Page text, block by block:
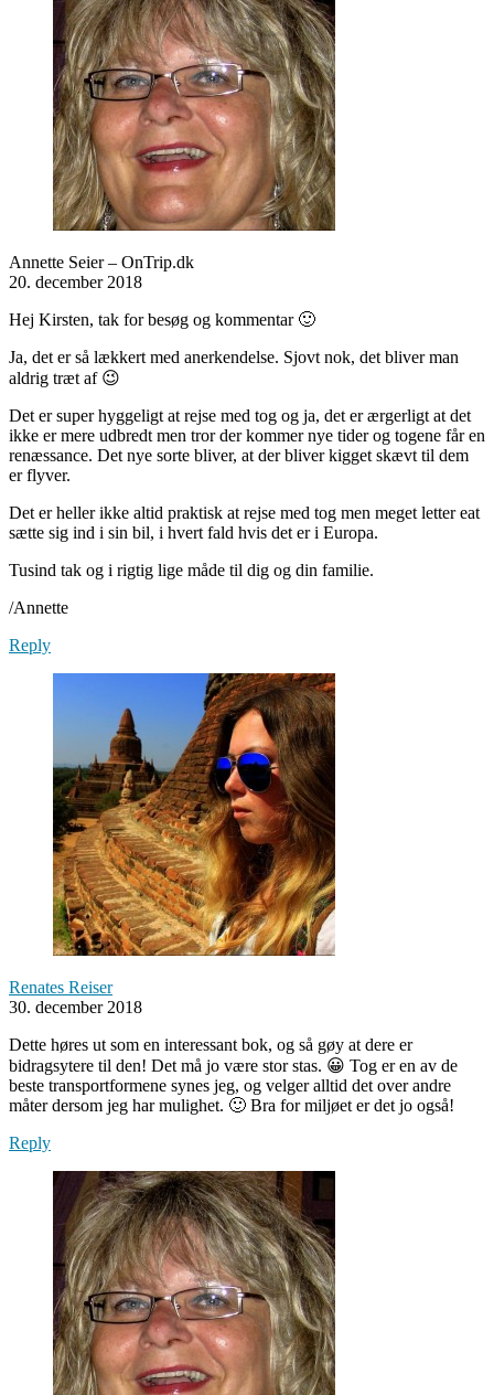
Annette Seier – OnTrip.dk
20. december 2018
Hej Kirsten, tak for besøg og kommentar 🙂
Ja, det er så lækkert med anerkendelse. Sjovt nok, det bliver man
aldrig træt af 😉
Det er super hyggeligt at rejse med tog og ja, det er ærgerligt at det
ikke er mere udbredt men tror der kommer nye tider og togene får en
renæssance. Det nye sorte bliver, at der bliver kigget skævt til dem
er flyver.
Det er heller ikke altid praktisk at rejse med tog men meget letter eat
sætte sig ind i sin bil, i hvert fald hvis det er i Europa.
Tusind tak og i rigtig lige måde til dig og din familie.
/Annette
Reply
Renates Reiser
30. december 2018
Dette høres ut som en interessant bok, og så gøy at dere er
bidragsytere til den! Det må jo være stor stas. 😀 Tog er en av de
beste transportformene synes jeg, og velger alltid det over andre
måter dersom jeg har mulighet. 🙂 Bra for miljøet er det jo også!
Reply